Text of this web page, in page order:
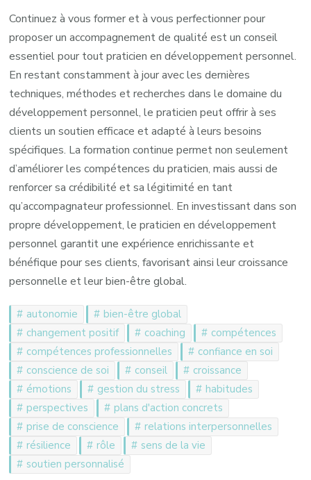
Continuez à vous former et à vous perfectionner pour
proposer un accompagnement de qualité est un conseil
essentiel pour tout praticien en développement personnel.
En restant constamment à jour avec les dernières
techniques, méthodes et recherches dans le domaine du
développement personnel, le praticien peut offrir à ses
clients un soutien efficace et adapté à leurs besoins
spécifiques. La formation continue permet non seulement
d’améliorer les compétences du praticien, mais aussi de
renforcer sa crédibilité et sa légitimité en tant
qu’accompagnateur professionnel. En investissant dans son
propre développement, le praticien en développement
personnel garantit une expérience enrichissante et
bénéfique pour ses clients, favorisant ainsi leur croissance
personnelle et leur bien-être global.
autonomie
bien-être global
changement positif
coaching
compétences
compétences professionnelles
confiance en soi
conscience de soi
conseil
croissance
émotions
gestion du stress
habitudes
perspectives
plans d'action concrets
prise de conscience
relations interpersonnelles
résilience
rôle
sens de la vie
soutien personnalisé